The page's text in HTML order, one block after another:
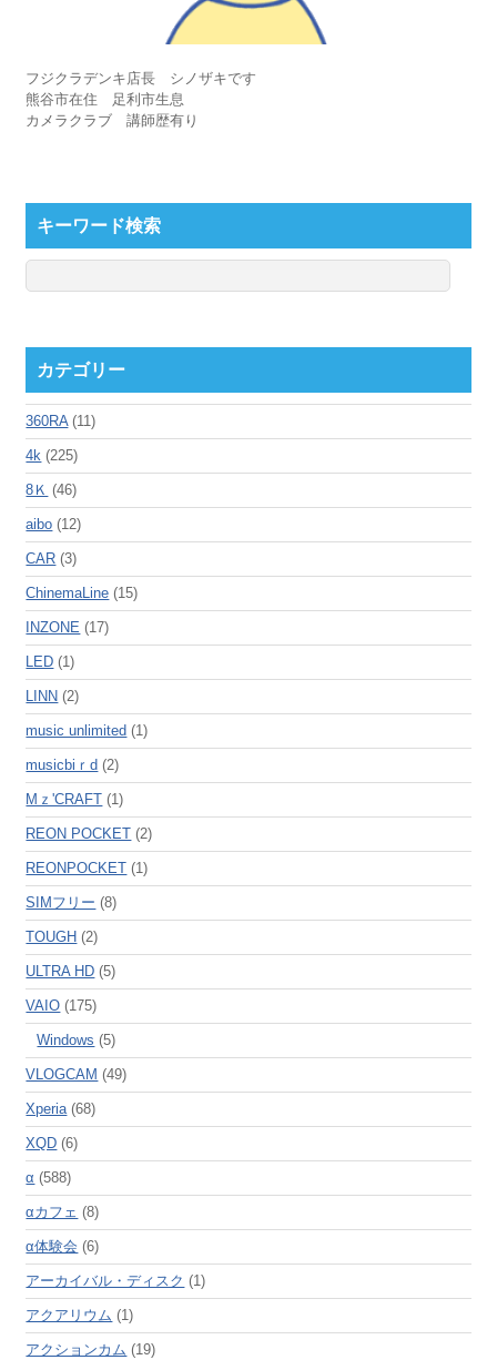
フジクラデンキ店長 シノザキです
熊谷市在住 足利市生息
カメラクラブ 講師歴有り
キーワード検索
カテゴリー
360RA(11)
4k (225)
8Ｋ (46)
aibo (12)
CAR (3)
ChinemaLine (15)
INZONE (17)
LED (1)
LINN (2)
music unlimited (1)
musicbiｒd (2)
Mｚ'CRAFT (1)
REON POCKET (2)
REONPOCKET (1)
SIMフリー (8)
TOUGH (2)
ULTRA HD (5)
VAIO (175)
Windows (5)
VLOGCAM (49)
Xperia(68)
XQD (6)
α (588)
αカフェ (8)
α体験会 (6)
アーカイバル・ディスク (1)
アクアリウム (1)
アクションカム (19)